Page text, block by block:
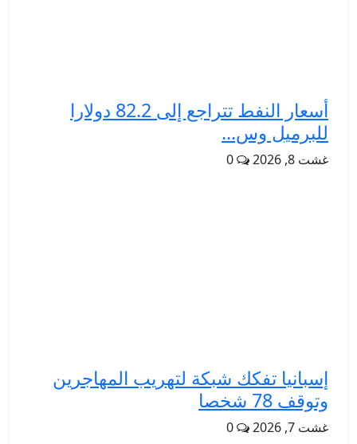
أسعار النفط تتراجع إلى 82.2 دولارا
للبرميل وس...
غشت 8, 2026 0
إسبانيا تفكك شبكة لتهريب المهاجرين
وتوقف 78 شخصا
غشت 7, 2026 0